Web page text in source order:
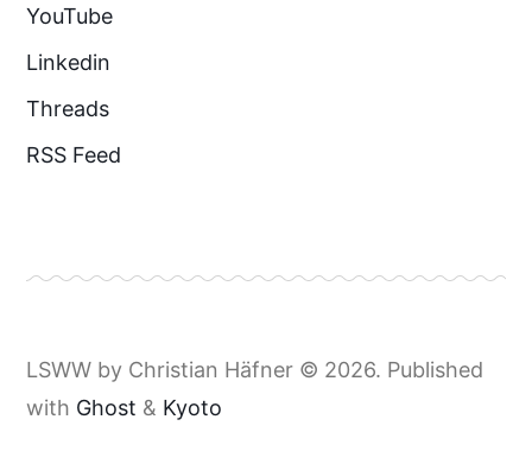
YouTube
Linkedin
Threads
RSS Feed
LSWW by Christian Häfner © 2026. Published
with Ghost & Kyoto